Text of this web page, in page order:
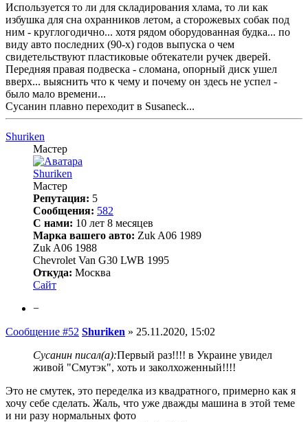
Используется то ли для складирования хлама, то ли как
избушка для сна охранников летом, а сторожевых собак под
ним - круглогодично... хотя рядом оборудованная будка... по
виду авто последних (90-х) годов выпуска о чем
свидетельствуют пластиковые обтекатели ручек дверей.
Передняя правая подвеска - сломана, опорный диск ушел
вверх... выяснить что к чему и почему он здесь не успел -
было мало времени...
Сусанин плавно переходит в Susaneck...
Shuriken
Мастер
Shuriken
Мастер
Репутация: 5
Сообщения: 582
С нами: 10 лет 8 месяцев
Марка вашего авто: Zuk A06 1989
Zuk A06 1988
Chevrolet Van G30 LWB 1995
Откуда: Москва
Сайт
−
Сообщение #52 Shuriken » 25.11.2020, 15:02
Сусанин писал(а):Первый раз!!!! в Украине увидел
живой "Смутэк", хоть и заколхоженный!!!!
Это не смутек, это переделка из квадратного, примерно как я
хочу себе сделать. Жаль, что уже дважды машина в этой теме
и ни разу нормальных фото